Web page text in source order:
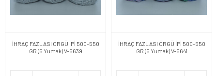
İHRAÇ FAZLASI ÖRGÜ İPİ 500-550
GR (5 Yumak) V-5639
İHRAÇ FAZLASI ÖRGÜ İPİ 500-550
GR (5 Yumak) V-5641